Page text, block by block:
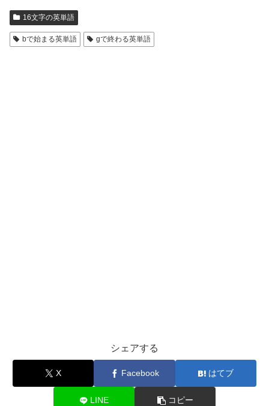
16文字の英単語
bで始まる英単語 gで終わる英単語
シェアする
X Facebook はてブ
LINE コピー